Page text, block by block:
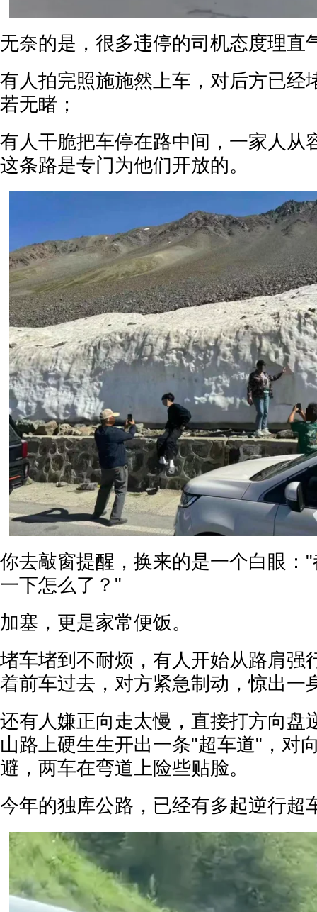
无奈的是，很多违停的司机态度理直
有人拍完照施施然上车，对后方已经
若无睹；
有人干脆把车停在路中间，一家人从
这条路是专门为他们开放的。
你去敲窗提醒，换来的是一个白眼：
一下怎么了？"
加塞，更是家常便饭。
堵车堵到不耐烦，有人开始从路肩强
着前车过去，对方紧急制动，惊出一
还有人嫌正向走太慢，直接打方向盘
山路上硬生生开出一条"超车道"，对
避，两车在弯道上险些贴脸。
今年的独库公路，已经有多起逆行超